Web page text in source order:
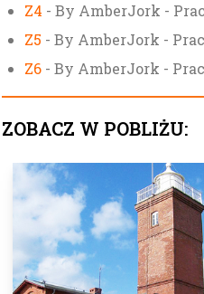
Z4 - By AmberJork -
Z5 - By AmberJork -
Z6 - By AmberJork -
ZOBACZ W POBLIŻU: